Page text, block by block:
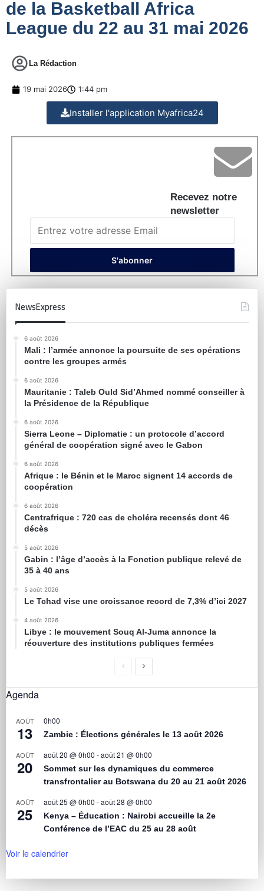
de la Basketball Africa
League du 22 au 31 mai 2026
La Rédaction
19 mai 2026 1:44 pm
Installer l'application Myafrica24
Recevez notre
newsletter
NewsExpress
6 août 2026
Mali : l’armée annonce la poursuite de ses opérations
contre les groupes armés
6 août 2026
Mauritanie : Taleb Ould Sid’Ahmed nommé conseiller à
la Présidence de la République
6 août 2026
Sierra Leone – Diplomatie : un protocole d’accord
général de coopération signé avec le Gabon
6 août 2026
Afrique : le Bénin et le Maroc signent 14 accords de
coopération
6 août 2026
Centrafrique : 720 cas de choléra recensés dont 46
décès
5 août 2026
Gabin : l’âge d’accès à la Fonction publique relevé de
35 à 40 ans
5 août 2026
Le Tchad vise une croissance record de 7,3% d’ici 2027
4 août 2026
Libye : le mouvement Souq Al-Juma annonce la
réouverture des institutions publiques fermées
Agenda
AOÛT
13
0h00
Zambie : Élections générales le 13 août 2026
AOÛT
20
août 20 @ 0h00 -août 21 @ 0h00
Sommet sur les dynamiques du commerce
transfrontalier au Botswana du 20 au 21 août 2026
AOÛT
25
août 25 @ 0h00 -août 28 @ 0h00
Kenya – Éducation : Nairobi accueille la 2e
Conférence de l’EAC du 25 au 28 août
Voir le calendrier